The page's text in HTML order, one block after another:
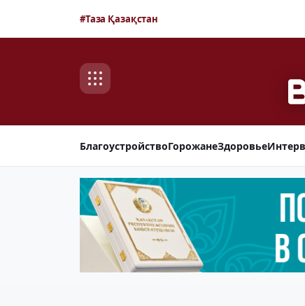
#Таза Қазақстан
БлагоустройствоГорожанеЗдоровье